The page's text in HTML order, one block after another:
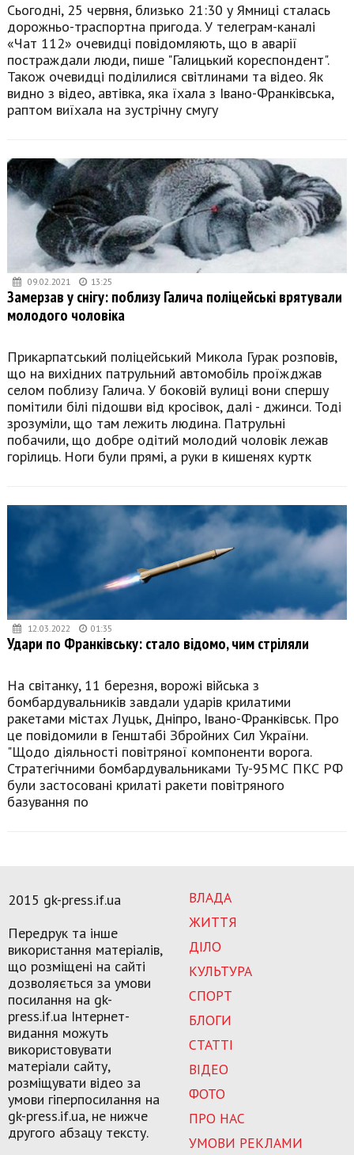
Сьогодні, 25 червня, близько 21:30 у Ямниці сталась
дорожньо-траспортна пригода. У телеграм-каналі
«Чат 112» очевидці повідомляють, що в аварії
постраждали люди, пише "Галицький кореспондент".
Також очевидці поділилися світлинами та відео. Як
видно з відео, автівка, яка їхала з Івано-Франківська,
раптом виїхала на зустрічну смугу
09.02.2021 13:25
Замерзав у снігу: поблизу Галича поліцейські врятували
молодого чоловіка
Прикарпатський поліцейський Микола Гурак розповів,
що на вихідних патрульний автомобіль проїжджав
селом поблизу Галича. У боковій вулиці вони спершу
помітили білі підошви від кросівок, далі - джинси. Тоді
зрозуміли, що там лежить людина. Патрульні
побачили, що добре одітий молодий чоловік лежав
горілиць. Ноги були прямі, а руки в кишенях куртк
12.03.2022 01:35
Удари по Франківську: стало відомо, чим стріляли
На світанку, 11 березня, ворожі війська з
бомбардувальників завдали ударів крилатими
ракетами містах Луцьк, Дніпро, Івано-Франківськ. Про
це повідомили в Генштабі Збройних Сил України.
"Щодо діяльності повітряної компоненти ворога.
Стратегічними бомбардувальниками Ту-95МС ПКС РФ
були застосовані крилаті ракети повітряного
базування по
ВЛАДА
ЖИТТЯ
ДІЛО
КУЛЬТУРА
СПОРТ
БЛОГИ
СТАТТІ
ВІДЕО
ФОТО
ПРО НАС
УМОВИ РЕКЛАМИ
2015 gk-press.if.ua
Передрук та інше
використання матеріалів,
що розміщені на сайті
дозволяється за умови
посилання на gk-
press.if.ua Інтернет-
видання можуть
використовувати
матеріали сайту,
розміщувати відео за
умови гіперпосилання на
gk-press.if.ua, не нижче
другого абзацу тексту.